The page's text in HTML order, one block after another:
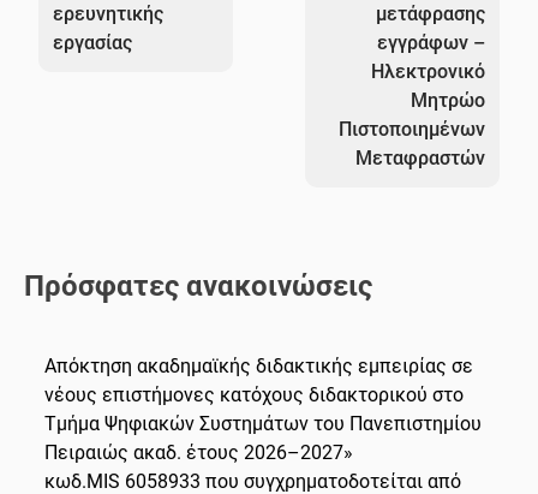
ερευνητικής
εργασίας
μετάφρασης
εγγράφων –
Ηλεκτρονικό
Μητρώο
Πιστοποιημένων
Μεταφραστών
Πρόσφατες ανακοινώσεις
Απόκτηση ακαδημαϊκής διδακτικής εμπειρίας σε
νέους επιστήμονες κατόχους διδακτορικού στο
Τμήμα Ψηφιακών Συστημάτων του Πανεπιστημίου
Πειραιώς ακαδ. έτους 2026–2027»
κωδ.MIS 6058933 που συγχρηματοδοτείται από